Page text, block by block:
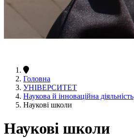
Головна
УНІВЕРСИТЕТ
Наукова й інноваційна діяльність
Наукові школи
Наукові школи